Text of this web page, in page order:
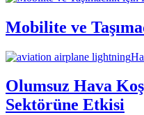
Mobilite ve
Olumsuz Hava
Sektörüne Etkisi